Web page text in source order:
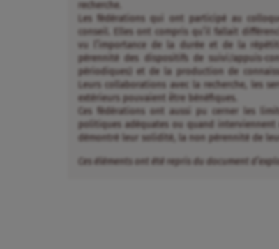
recherche.
Les fédérations qui ont participé au
conseil. Elles ont compris qu’il fallait
vu l’importance de la durée et de la
pérennité des dispositifs de suivi/appuis-
périodiques) et de la production de
Leurs collaborations avec la recherche, les
extérieurs pouvaient être bénéfiques.
Ces fédérations ont aussi pu cerner les
politiques adéquates ou quand interviennent
démontré leur solidité, la non pérennité de
Ces éléments ont été repris du document